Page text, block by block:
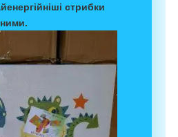
стрибки